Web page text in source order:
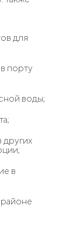
для
порту
воды;
других
в